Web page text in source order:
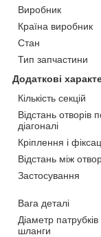
Виробник
Країна виробник
Стан
Тип запчастини
Додаткові
Кількість секцій
Відстань отворів
діагоналі
Кріплення і
Відстань між
Застосування
Вага деталі
Діаметр патрубків
шланги